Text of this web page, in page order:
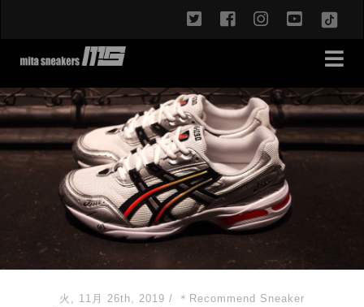
twitterfacebookinstagram
火, 11月 26th, 2019 / ＊Recommend Sneaker